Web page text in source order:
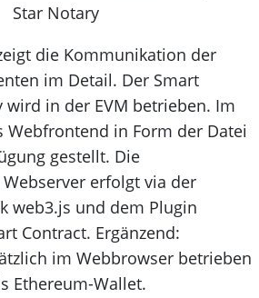
Star Notary
die Kommunikation der
im Detail. Der Smart
wird in der EVM betrieben. Im
Webfrontend in Form der Datei
gestellt. Die
erfolgt via der
web3.js und dem Plugin
Contract. Ergänzend:
im Webbrowser betrieben
Ethereum-Wallet.